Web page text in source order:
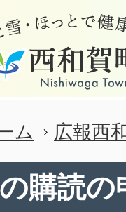
ム 広報西
購読の